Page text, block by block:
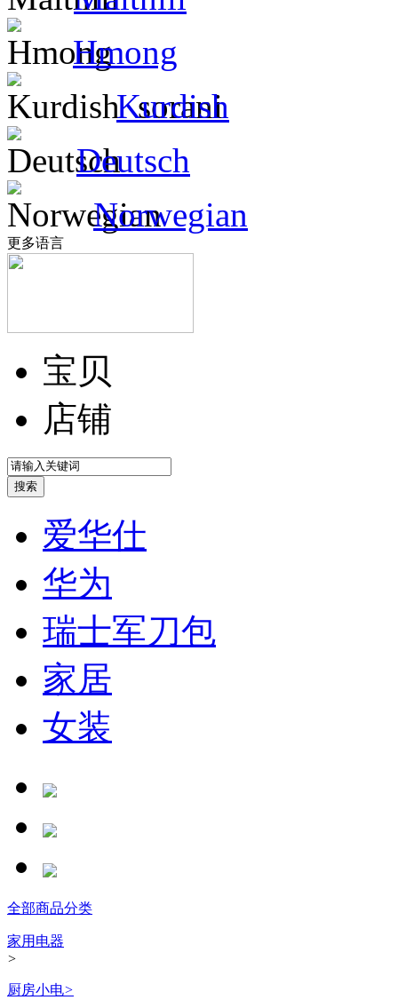
Hmong
Kurdish
Deutsch
Norwegian
更多语言
宝贝
店铺
爱华仕
华为
瑞士军刀包
家居
女装
全部商品分类
家用电器
>
厨房小电>